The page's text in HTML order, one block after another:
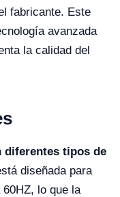
fabricante. Este
avanzada
la calidad del
diferentes tipos de
diseñada para
lo que la